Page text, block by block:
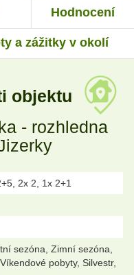
Hodnocení
a zážitky v okolí
objektu
- rozhledna
2x 2, 1x 2+1
sezóna, Zimní sezóna,
pobyty, Silvestr,